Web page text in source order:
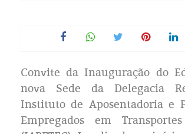
História
Eleições 2024
Convite da Inauguração do
nova Sede da Delegacia
Instituto de Aposentadoria e
Empregados em